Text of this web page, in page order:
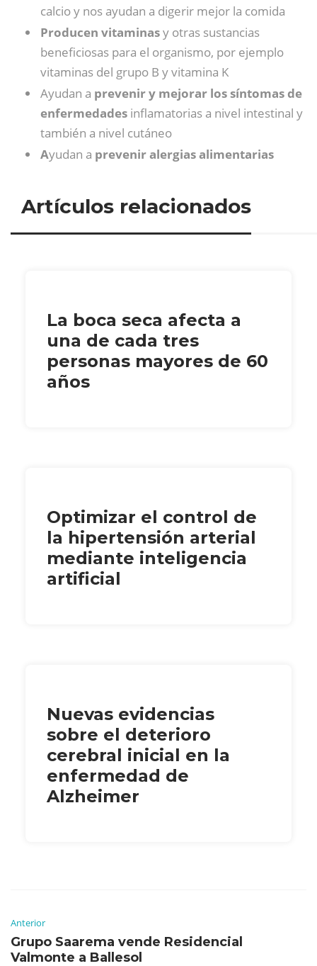
calcio y nos ayudan a digerir mejor la comida
Producen vitaminasy otras sustancias
beneficiosas para el organismo, por ejemplo
vitaminas del grupo B y vitamina K
Ayudan a prevenir y mejorar los síntomas de
enfermedades inflamatorias a nivel intestinal y
también a nivel cutáneo
Ayudan a prevenir alergias alimentarias
Artículos relacionados
La boca seca afecta a
una de cada tres
personas mayores de 60
años
Optimizar el control de
la hipertensión arterial
mediante inteligencia
artificial
Nuevas evidencias
sobre el deterioro
cerebral inicial en la
enfermedad de
Alzheimer
Anterior
Grupo Saarema vende Residencial
Valmonte a Ballesol